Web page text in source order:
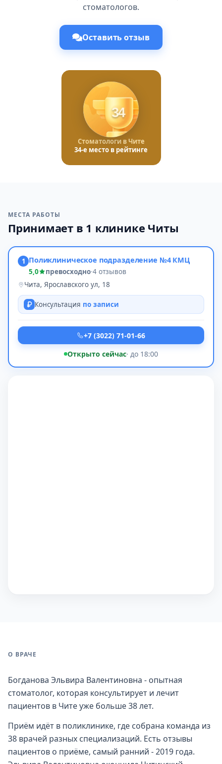
стоматологов.
Оставить отзыв
34
Стоматологи в Чите
34-е место в рейтинге
МЕСТА РАБОТЫ
Принимает в 1 клинике Читы
1 Поликлиническое подразделение №4 КМЦ
5,0 превосходно·4 отзывов
Чита, Ярославского ул, 18
Консультация по записи
+7 (3022) 71-01-66
Открыто сейчас· до 18:00
О ВРАЧЕ
Богданова Эльвира Валентиновна - опытная
стоматолог, которая консультирует и лечит
пациентов в Чите уже больше 38 лет.
Приём идёт в поликлинике, где собрана команда из
38 врачей разных специализаций. Есть отзывы
пациентов о приёме, самый ранний - 2019 года.